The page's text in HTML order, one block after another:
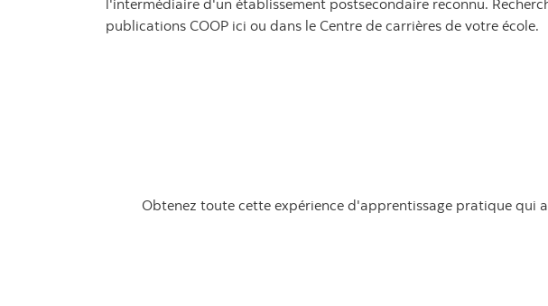
l'intermédiaire d'un établissement postsecondaire reconnu.
publications COOP ici ou dans le Centre de carrières de votre école.
Obtenez toute cette expérience d'apprentissage pratique qui